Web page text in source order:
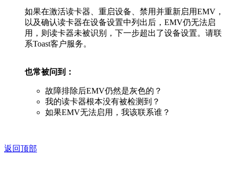
如果在激活读卡器、重启设备、禁用并重新启用EMV，
以及确认读卡器在设备设置中列出后，EMV仍无法启
用，则读卡器未被识别，下一步超出了设备设置。请联
系Toast客户服务。
也常被问到：
故障排除后EMV仍然是灰色的？
我的读卡器根本没有被检测到？
如果EMV无法启用，我该联系谁？
返回顶部